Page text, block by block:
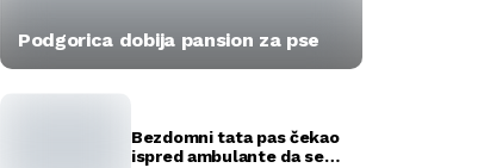
Podgorica dobija pansion za pse
Bezdomni tata pas čekao
ispred ambulante da se